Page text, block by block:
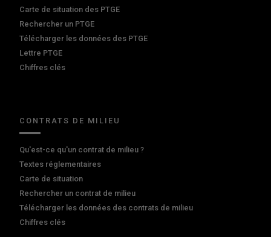
Carte de situation des PTGE
Rechercher un PTGE
Télécharger les données des PTGE
Lettre PTGE
Chiffres clés
CONTRATS DE MILIEU
Qu'est-ce qu'un contrat de milieu ?
Textes réglementaires
Carte de situation
Rechercher un contrat de milieu
Télécharger les données des contrats de milieu
Chiffres clés